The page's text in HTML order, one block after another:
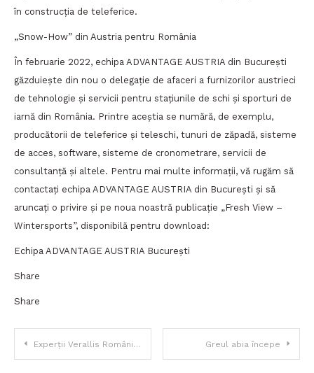
în construcția de teleferice.
„Snow-How” din Austria pentru România
În februarie 2022, echipa ADVANTAGE AUSTRIA din București
găzduiește din nou o delegație de afaceri a furnizorilor austrieci
de tehnologie și servicii pentru stațiunile de schi și sporturi de
iarnă din România. Printre aceștia se numără, de exemplu,
producătorii de teleferice și teleschi, tunuri de zăpadă, sisteme
de acces, software, sisteme de cronometrare, servicii de
consultanță și altele. Pentru mai multe informații, vă rugăm să
contactați echipa ADVANTAGE AUSTRIA din București și să
aruncați o privire și pe noua noastră publicație „Fresh View –
Wintersports”, disponibilă pentru download:
Echipa ADVANTAGE AUSTRIA București
Share
Share
Navigare
Experții Verallis România folosesc Modelul de Analiză a Costurilor pentru a reduce cheltuielile de exploatare și a optimiza costurile Greul abia începe